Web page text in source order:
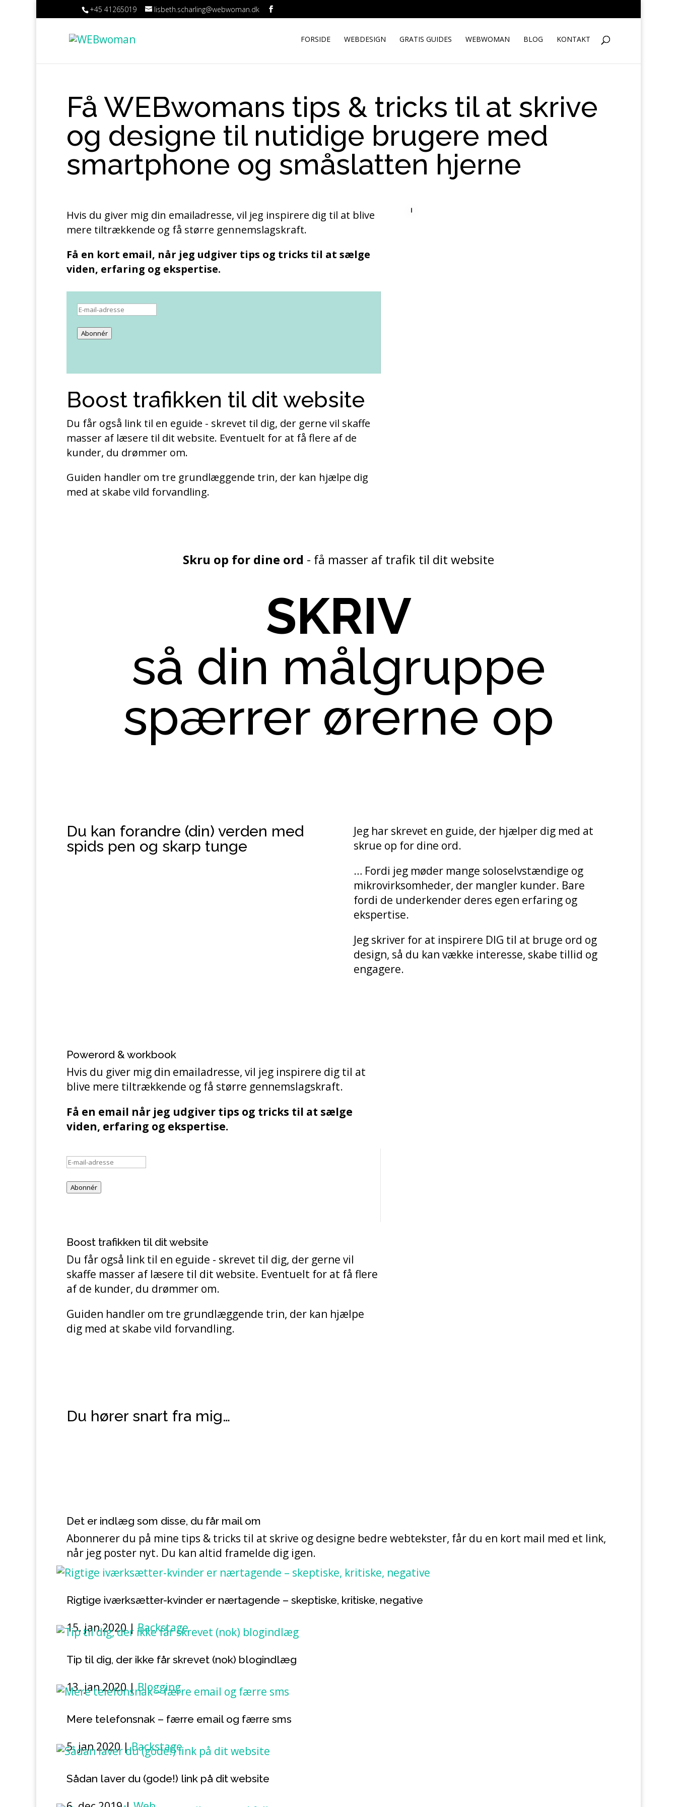
+45 41265019 lisbeth.scharling@webwoman.dk
FORSIDE WEBDESIGN GRATIS GUIDES WEBWOMAN BLOG KONTAKT
Få WEBwomans tips & tricks til at skrive
og designe til nutidige brugere med
smartphone og småslatten hjerne
Hvis du giver mig din emailadresse, vil jeg inspirere dig til at blive
mere tiltrækkende og få større gennemslagskraft.
Få en kort email, når jeg udgiver tips og tricks til at sælge
viden, erfaring og ekspertise.
E-
adresse
Abonnér
Boost trafikken til dit website
Du får også link til en eguide - skrevet til dig, der gerne vil skaffe
masser af læsere til dit website. Eventuelt for at få flere af de
kunder, du drømmer om.
Guiden handler om tre grundlæggende trin, der kan hjælpe dig
med at skabe vild forvandling.
Skru op for dine ord - få masser af trafik til dit website
SKRIV
så din målgruppe
spærrer ørerne op
Du kan forandre (din) verden med
spids pen og skarp tunge
Jeg har skrevet en guide, der hjælper dig med at
skrue op for dine ord.
… Fordi jeg møder mange soloselvstændige og
mikrovirksomheder, der mangler kunder. Bare
fordi de underkender deres egen erfaring og
ekspertise.
Jeg skriver for at inspirere DIG til at bruge ord og
design, så du kan vække interesse, skabe tillid og
engagere.
Powerord & workbook
Hvis du giver mig din emailadresse, vil jeg inspirere dig til at
blive mere tiltrækkende og få større gennemslagskraft.
Få en email når jeg udgiver tips og tricks til at sælge
viden, erfaring og ekspertise.
E-
adresse
Abonnér
Boost trafikken til dit website
Du får også link til en eguide - skrevet til dig, der gerne vil
skaffe masser af læsere til dit website. Eventuelt for at få flere
af de kunder, du drømmer om.
Guiden handler om tre grundlæggende trin, der kan hjælpe
dig med at skabe vild forvandling.
Du hører snart fra mig…
Det er indlæg som disse, du får mail om
Abonnerer du på mine tips & tricks til at skrive og designe bedre webtekster, får du en kort mail med et link,
når jeg poster nyt. Du kan altid framelde dig igen.
Rigtige iværksætter-kvinder er nærtagende – skeptiske, kritiske, negative
15. jan 2020| Backstage
Tip til dig, der ikke får skrevet (nok) blogindlæg
13. jan 2020|Blogging
Mere telefonsnak – færre email og færre sms
5. jan 2020|Backstage
Sådan laver du (gode!) link på dit website